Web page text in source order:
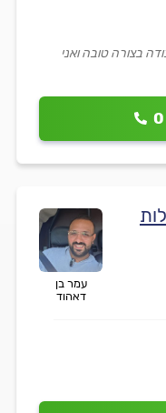
בצורה טובה ואני
עמר בן
דאהוד